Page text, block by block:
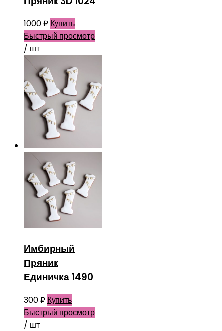
1000₽ Купить
Быстрый просмотр
/ шт
Имбирный
Пряник
Единичка 1490
300₽ Купить
Быстрый просмотр
/ шт